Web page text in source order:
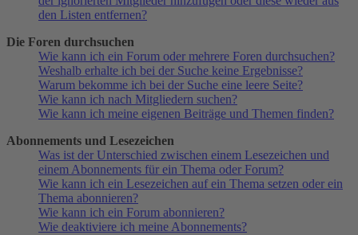
den Listen entfernen?
Die Foren durchsuchen
Wie kann ich ein Forum oder mehrere Foren durchsuchen?
Weshalb erhalte ich bei der Suche keine Ergebnisse?
Warum bekomme ich bei der Suche eine leere Seite?
Wie kann ich nach Mitgliedern suchen?
Wie kann ich meine eigenen Beiträge und Themen finden?
Abonnements und Lesezeichen
Was ist der Unterschied zwischen einem Lesezeichen und
einem Abonnements für ein Thema oder Forum?
Wie kann ich ein Lesezeichen auf ein Thema setzen oder ein
Thema abonnieren?
Wie kann ich ein Forum abonnieren?
Wie deaktiviere ich meine Abonnements?